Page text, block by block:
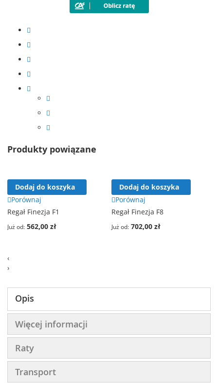
Produkty powiązane
Dodaj do koszyka
Porównaj
Regał Finezja F1
Już od 562,00 zł
Dodaj do koszyka
Porównaj
Regał Finezja F8
Już od 702,00 zł
‹
›
Opis
Więcej informacji
Raty
Transport